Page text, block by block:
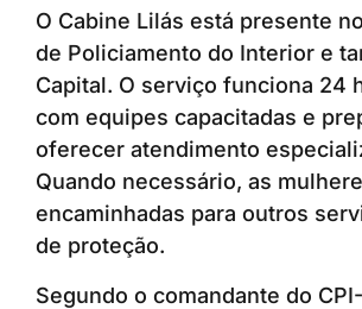
O Cabine Lilás está presente
de Policiamento do Interior e
Capital. O serviço funciona 24
com equipes capacitadas e
oferecer atendimento
Quando necessário, as
encaminhadas para outros
de proteção.
Segundo o comandante do